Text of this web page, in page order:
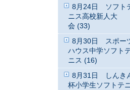
8月24日 ソフト
ニス高校新人大
会 (33)
8月30日 スポー
ハウス中学ソフト
ニス (16)
8月31日 しんき
杯小学生ソフトテニ